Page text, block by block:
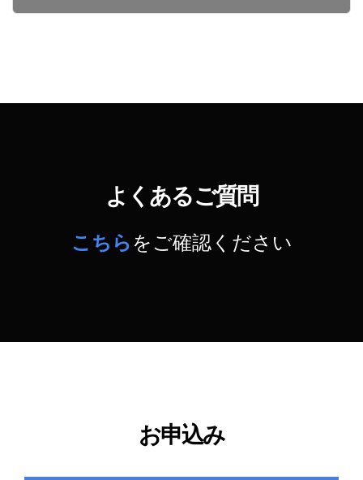
よくあるご質問
こちらをご確認ください
お申込み